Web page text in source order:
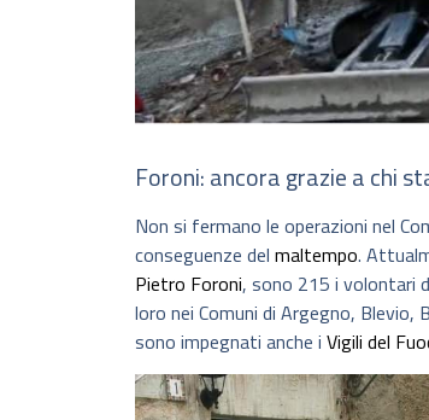
Foroni: ancora grazie a chi
Non si fermano le operazioni nel
conseguenze del maltempo.
Pietro Foroni, sono 215 i volontari
loro nei Comuni di Argegno, Blevio,
sono impegnati anche i Vigili del